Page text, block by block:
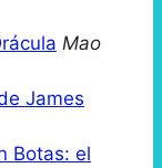
Mao
James
Botas: el